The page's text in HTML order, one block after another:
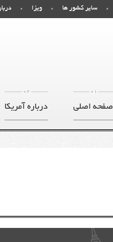
ویزا سایر کشور ها
02
درباره آمریکا
01
صفحه اصلی